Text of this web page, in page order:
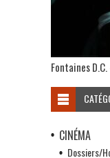
Fontaines
CINÉMA
Dossiers/